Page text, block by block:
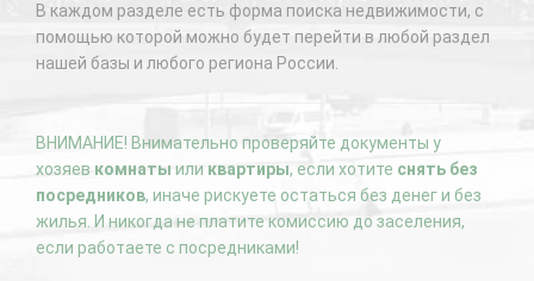
В каждом разделе есть форма поиска недвижимости, с
помощью которой можно будет перейти в любой раздел
нашей базы и любого региона России.
ВНИМАНИЕ! Внимательно проверяйте документы у
хозяев комнаты или квартиры, если хотите снять без
посредников, иначе рискуете остаться без денег и без
жилья. И никогда не платите комиссию до заселения,
если работаете с посредниками!